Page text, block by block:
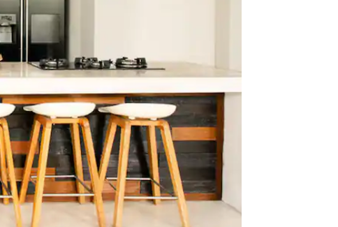
les parcourir ou en appuyant et en faisant glisser.